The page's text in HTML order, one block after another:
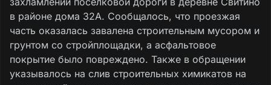
в районе дома 32А. Сообщалось, что проезжая
часть оказалась завалена строительным мусором и
грунтом со стройплощадки, а асфальтовое
покрытие было повреждено. Также в обращении
указывалось на слив строительных химикатов на